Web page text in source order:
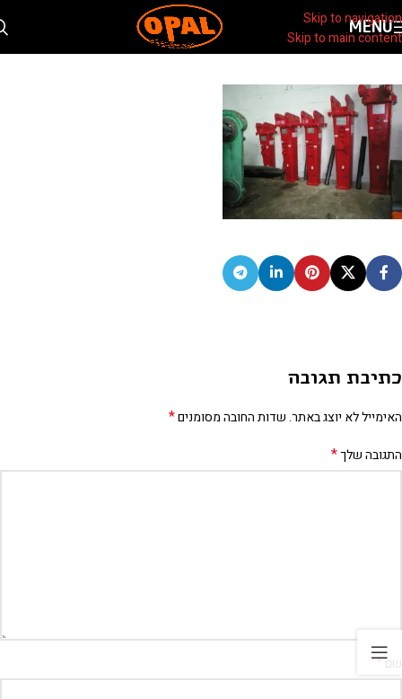
Skip to navigation
Skip to main content
MENU
OLYMPUS DIGITAL CAMERA
כתיבת תגובה
האימייל לא יוצג באתר.שדות החובה מסומנים*
התגובה שלך*
שם*